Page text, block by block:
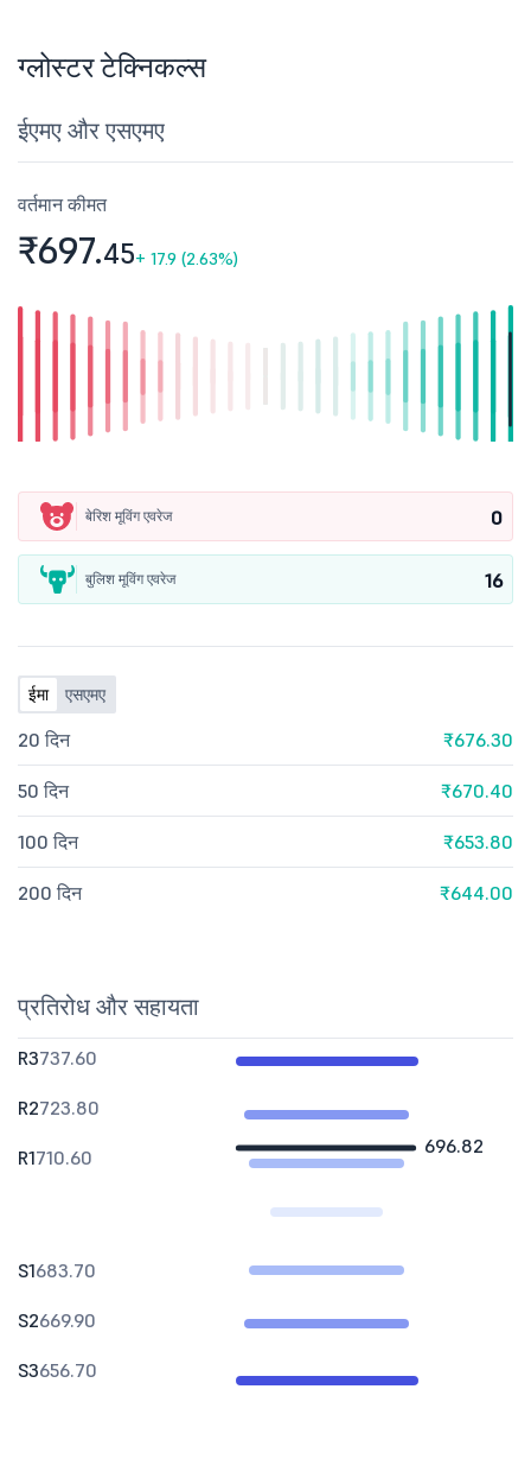
ग्लोस्टर टेक्निकल्स
ईएमए और एसएमए
वर्तमान कीमत
₹697.45+ 17.9 (2.63%)
बेरिश मूविंग एवरेज 0
बुलिश मूविंग एवरेज 16
ईमा एसएमए
20 दिन ₹676.30
50 दिन ₹670.40
100 दिन ₹653.80
200 दिन ₹644.00
प्रतिरोध और सहायता
696.82
R3737.60
R2723.80
R1710.60
S1683.70
S2669.90
S3656.70